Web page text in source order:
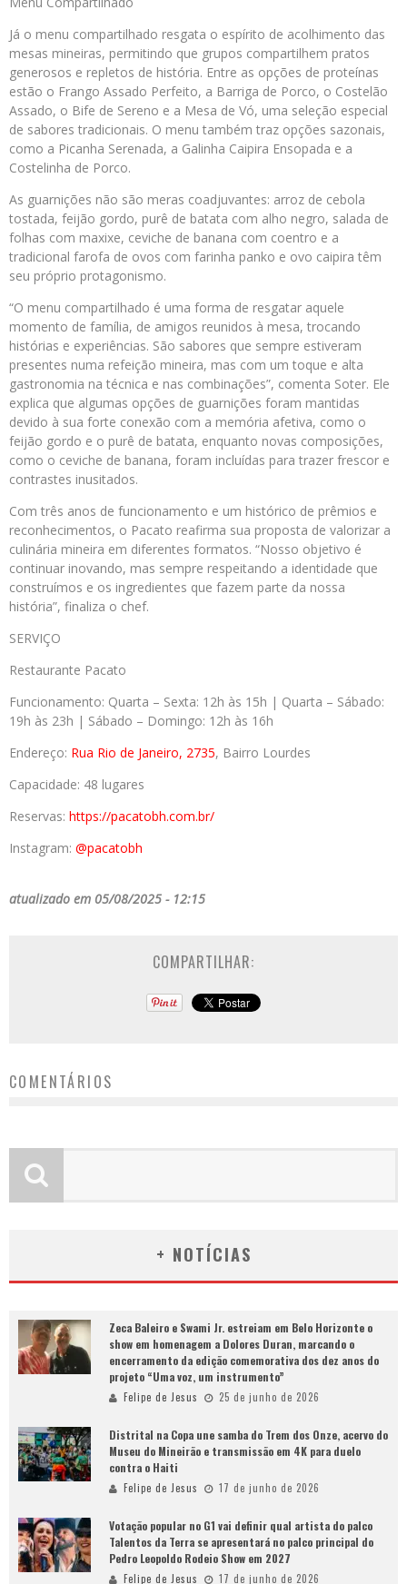
Já o menu compartilhado resgata o espírito de acolhimento das
mesas mineiras, permitindo que grupos compartilhem pratos
generosos e repletos de história. Entre as opções de proteínas
estão o Frango Assado Perfeito, a Barriga de Porco, o Costelão
Assado, o Bife de Sereno e a Mesa de Vó, uma seleção especial
de sabores tradicionais. O menu também traz opções sazonais,
como a Picanha Serenada, a Galinha Caipira Ensopada e a
Costelinha de Porco.
As guarnições não são meras coadjuvantes: arroz de cebola
tostada, feijão gordo, purê de batata com alho negro, salada de
folhas com maxixe, ceviche de banana com coentro e a
tradicional farofa de ovos com farinha panko e ovo caipira têm
seu próprio protagonismo.
“O menu compartilhado é uma forma de resgatar aquele
momento de família, de amigos reunidos à mesa, trocando
histórias e experiências. São sabores que sempre estiveram
presentes numa refeição mineira, mas com um toque e alta
gastronomia na técnica e nas combinações”, comenta Soter. Ele
explica que algumas opções de guarnições foram mantidas
devido à sua forte conexão com a memória afetiva, como o
feijão gordo e o purê de batata, enquanto novas composições,
como o ceviche de banana, foram incluídas para trazer frescor e
contrastes inusitados.
Com três anos de funcionamento e um histórico de prêmios e
reconhecimentos, o Pacato reafirma sua proposta de valorizar a
culinária mineira em diferentes formatos. “Nosso objetivo é
continuar inovando, mas sempre respeitando a identidade que
construímos e os ingredientes que fazem parte da nossa
história”, finaliza o chef.
SERVIÇO
Restaurante Pacato
Funcionamento: Quarta – Sexta: 12h às 15h | Quarta – Sábado:
19h às 23h | Sábado – Domingo: 12h às 16h
Endereço: Rua Rio de Janeiro, 2735, Bairro Lourdes
Capacidade: 48 lugares
Reservas: https://pacatobh.com.br/
Instagram: @pacatobh
atualizado em 05/08/2025 - 12:15
COMPARTILHAR:
COMENTÁRIOS
+ NOTÍCIAS
Zeca Baleiro e Swami Jr. estreiam em Belo Horizonte o
show em homenagem a Dolores Duran, marcando o
encerramento da edição comemorativa dos dez anos do
projeto “Uma voz, um instrumento”
Felipe de Jesus 25 de junho de 2026
Distrital na Copa une samba do Trem dos Onze, acervo do
Museu do Mineirão e transmissão em 4K para duelo
contra o Haiti
Felipe de Jesus 17 de junho de 2026
Votação popular no G1 vai definir qual artista do palco
Talentos da Terra se apresentará no palco principal do
Pedro Leopoldo Rodeio Show em 2027
Felipe de Jesus 17 de junho de 2026